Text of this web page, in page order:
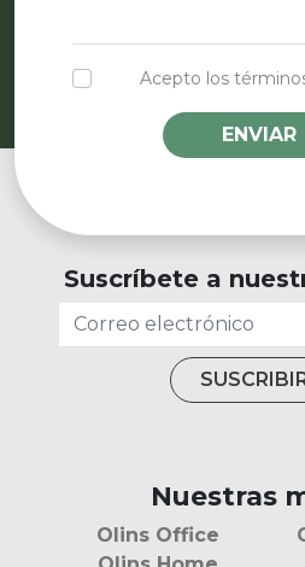
Acepto los
ENVIAR
Suscríbete a
Nuestras
Olins Office